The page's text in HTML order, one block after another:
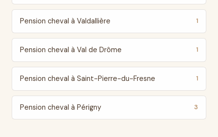
Pension cheval à Valdallière 1
Pension cheval à Val de Drôme 1
Pension cheval à Saint-Pierre-du-Fresne 1
Pension cheval à Périgny 3